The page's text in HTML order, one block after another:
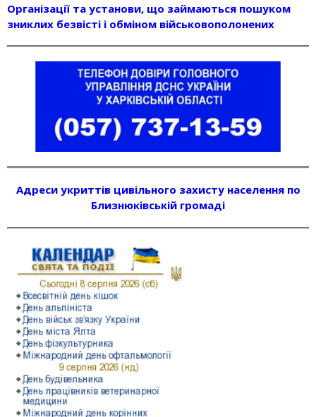
Організації та установи, що займаються пошуком
зниклих безвісті і обміном військовополонених
Адреси укриттів цивільного захисту населення по
Близнюківській громаді